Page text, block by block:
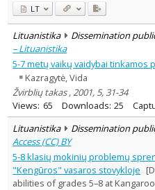
LT
Lituanistika Dissemination
– Lituanistika
5-7 metų vaikų vaidybai tinkamos
Kazragytė, Vida
Žvirblių takas , 2001, 5, 31-34
Views: 65 Downloads: 25
Lituanistika
Dissemination
Access (CC) BY
5-8 klasių mokinių problemų
"Kengūros" vasaros stovykloje
abilities of grades 5–8 at